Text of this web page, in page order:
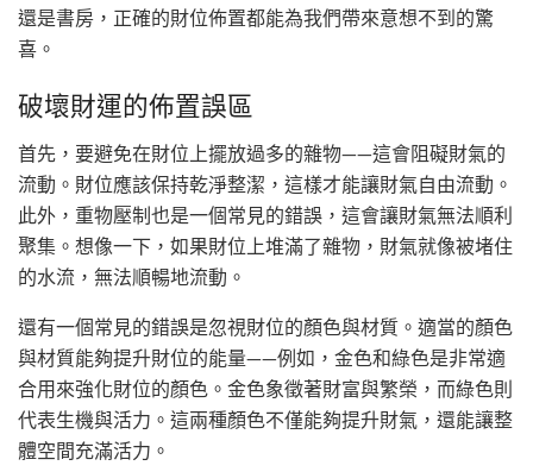
還是書房，正確的財位佈置都能為我們帶來意想不到的驚
喜。
破壞財運的佈置誤區
首先，要避免在財位上擺放過多的雜物——這會阻礙財氣的
流動。財位應該保持乾淨整潔，這樣才能讓財氣自由流動。
此外，重物壓制也是一個常見的錯誤，這會讓財氣無法順利
聚集。想像一下，如果財位上堆滿了雜物，財氣就像被堵住
的水流，無法順暢地流動。
還有一個常見的錯誤是忽視財位的顏色與材質。適當的顏色
與材質能夠提升財位的能量——例如，金色和綠色是非常適
合用來強化財位的顏色。金色象徵著財富與繁榮，而綠色則
代表生機與活力。這兩種顏色不僅能夠提升財氣，還能讓整
體空間充滿活力。